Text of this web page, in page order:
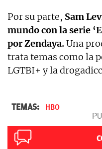
Por su parte, Sam
mundo con la serie
por Zendaya.Una
trata temas como la
LGTBI+ y la
TEMAS: HBO